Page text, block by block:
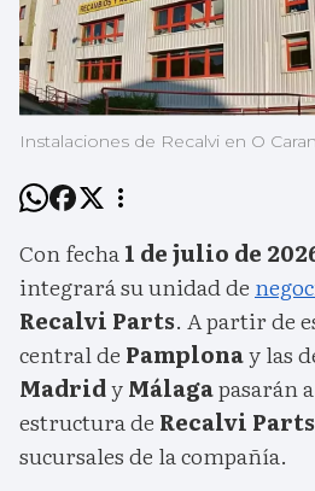
Instalaciones de Recalvi en O
Con fecha1 de julio de
integrará su unidad de
Recalvi Parts. A partir de
central de Pamplonay las
MadridyMálagapasarán
estructura de Recalvi Parts
sucursales de la compañía.